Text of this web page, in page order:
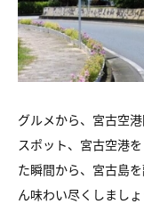
グルメから、宮古空
スポット、宮古空港
た瞬間から、宮古島
ん味わい尽くしましょ